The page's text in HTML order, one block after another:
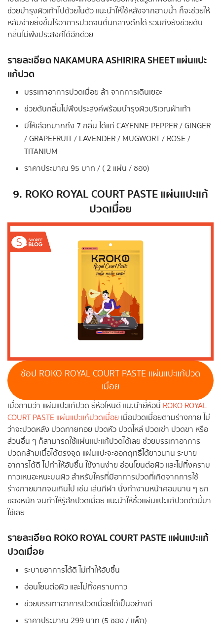
ช่วยบำรุงผิวเท้าไปด้วยในตัว แนะนำให้ใช้หลังจากอาบน้ำ ก็จะช่วยให้
หลับง่ายยิ่งขึ้นไร้อาการปวดจนตื่นกลางดึกได้ รวมถึงยังช่วยดับ
กลิ่นไม่พึงประสงค์ได้อีกด้วย
รายละเอียด NAKAMURA ASHIRIRA SHEET แผ่นแปะ
แก้ปวด
บรรเทาอาการปวดเมื่อย ล้า จากการเดินเยอะ
ช่วยดับกลิ่นไม่พึงประสงค์พร้อมบำรุงผิวบริเวณฝ่าเท้า
มีให้เลือกมากถึง 7 กลิ่น ได้แก่ CAYENNE PEPPER / GINGER
/ GRAPEFRUIT / LAVENDER / MUGWORT / ROSE /
TITANIUM
ราคาประมาณ 95 บาท / ( 2 แผ่น / ซอง)
9. ROKO ROYAL COURT PASTE แผ่นแปะแก้
ปวดเมื่อย
ช้อป ROKO ROYAL COURT PASTE แผ่นแปะแก้ปวด
เมื่อย
เมื่อถามว่า แผ่นแปะแก้ปวด ยี่ห้อไหนดี แนะนำยี่ห้อนี้ ROKO ROYAL
COURT PASTE แผ่นแปะแก้ปวดเมื่อย เมื่อปวดเมื่อยตามร่างกาย ไม่
ว่าจะปวดหลัง ปวดทายทอย ปวดหัว ปวดไหล่ ปวดเข่า ปวดขา หรือ
ส่วนอื่น ๆ ก็สามารถใช้แผ่นแปะแก้ปวดได้เลย ช่วยบรรเทาอาการ
ปวดกล้ามเนื้อได้ตรงจุด แผ่นแปะจะออกฤทธิ์ได้ยาวนาน ระบาย
อาการได้ดี ไม่ทำให้อับชื้น ใช้งานง่าย อ่อนโยนต่อผิว และไม่ทิ้งคราบ
กาวเหนอะหนะบนผิว สำหรับใครที่มีอาการปวดที่เกิดจากการใช้
ร่างกายมากจนเกินไป เช่น เล่นกีฬา นั่งทำงานหน้าคอมนาน ๆ ยก
ของหนัก จนทำให้รู้สึกปวดเมื่อย แนะนำให้ซื้อแผ่นแปะแก้ปวดตัวนี้มา
ใช้เลย
รายละเอียดROKO ROYAL COURT PASTE แผ่นแปะแก้
ปวดเมื่อย
ระบายอาการได้ดี ไม่ทำให้อับชื้น
อ่อนโยนต่อผิว และไม่ทิ้งคราบกาว
ช่วยบรรเทาอาการปวดเมื่อยได้เป็นอย่างดี
ราคาประมาณ 299 บาท (5 ซอง / แพ็ก)